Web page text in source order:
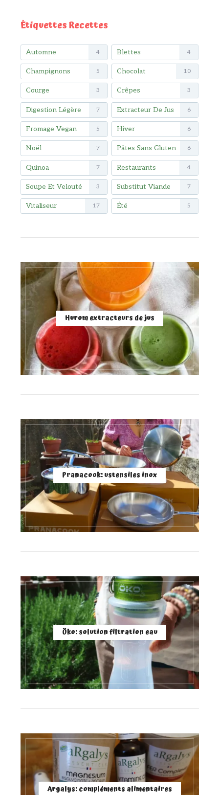
Étiquettes Recettes
Automne 4 Blettes 4
Champignons 5 Chocolat 10
Courge 3 Crêpes 3
Digestion Légère 7 Extracteur De Jus 6
Fromage Vegan 5 Hiver 6
Noël 7 Pâtes Sans Gluten 6
Quinoa 7 Restaurants 4
Soupe Et Velouté 3 Substitut Viande 7
Vitaliseur 17 Été 5
Hurom extracteurs de jus
Pranacook: ustensiles inox
Öko: solution filtration eau
Argalys: compléments alimentaires